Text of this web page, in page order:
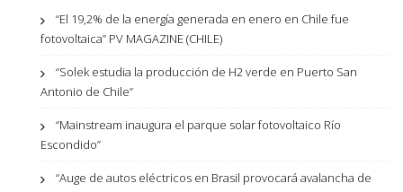
“El 19,2% de la energía generada en enero en Chile fue
fotovoltaica” PV MAGAZINE (CHILE)
“Solek estudia la producción de H2 verde en Puerto San
Antonio de Chile”
“Mainstream inaugura el parque solar fotovoltaico Río
Escondido”
“Auge de autos eléctricos en Brasil provocará avalancha de